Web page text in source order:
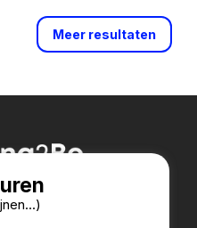
Meer resultaten